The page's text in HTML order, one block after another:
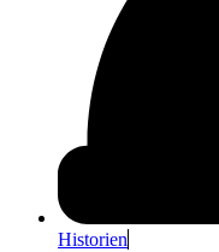
Historien